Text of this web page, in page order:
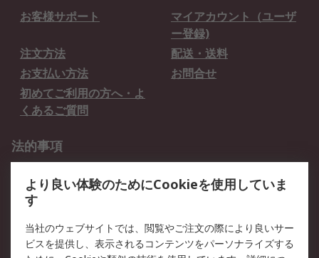
お客様サポート
マイアカウント（ユーザ
ー登録)
注文方法
配送・送料
お支払い方法
お問合せ
初めてご利用の方へ・よ
くあるご質問
法的事項
クッキーポリシー
RSについて
より良い体験のためにCookieを使用していま
す
当社のウェブサイトでは、閲覧やご注文の際により良いサー
ビスを提供し、表示されるコンテンツをパーソナライズする